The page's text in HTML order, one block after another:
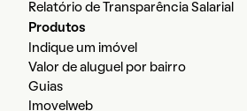
Relatório de Transparência Salarial
Produtos
Indique um imóvel
Valor de aluguel por bairro
Guias
Imovelweb